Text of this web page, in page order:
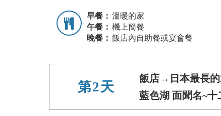
早餐： 溫暖的家
午餐： 機上簡餐
晚餐： 飯店內自助餐或宴會餐
第2天
飯店→日本最長的
藍色湖 面聞名~